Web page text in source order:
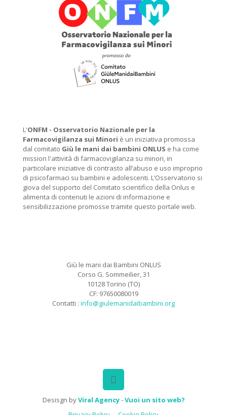
L'ONFM - Osservatorio Nazionale per la
Farmacovigilanza sui Minori è un iniziativa promossa
dal comitato Giù le mani dai bambini ONLUS e ha come
mission l'attività di farmacovigilanza su minori, in
particolare iniziative di contrasto all’abuso e uso improprio
di psicofarmaci su bambini e adolescenti. L’Osservatorio si
giova del supporto del Comitato scientifico della Onlus e
alimenta di contenuti le azioni di informazione e
sensibilizzazione promosse tramite questo portale web.
Giù le mani dai Bambini ONLUS
Corso G. Sommeilier, 31
10128 Torino (TO)
CF: 97650080019
Contatti : info@giulemanidaibambini.org
Desisgn byViral Agency-Vuoi un sito web?